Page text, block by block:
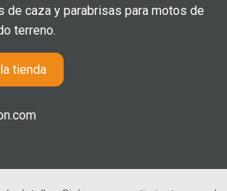
de caza y parabrisas para motos de
terreno.
tienda